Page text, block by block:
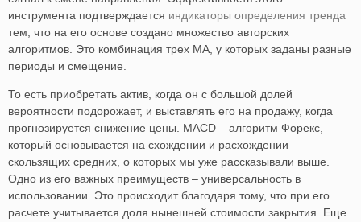
инструмента подтверждается индикаторы определения тренда
тем, что на его основе создано множество авторских
алгоритмов. Это комбинация трех МА, у которых заданы разные
периоды и смещение.
То есть приобретать актив, когда он с большой долей
вероятности подорожает, и выставлять его на продажу, когда
прогнозируется снижение цены. MACD – алгоритм Форекс,
который основывается на схождении и расхождении
скользящих средних, о которых мы уже рассказывали выше.
Одно из его важных преимуществ – универсальность в
использовании. Это происходит благодаря тому, что при его
расчете учитывается доля нынешней стоимости закрытия. Еще